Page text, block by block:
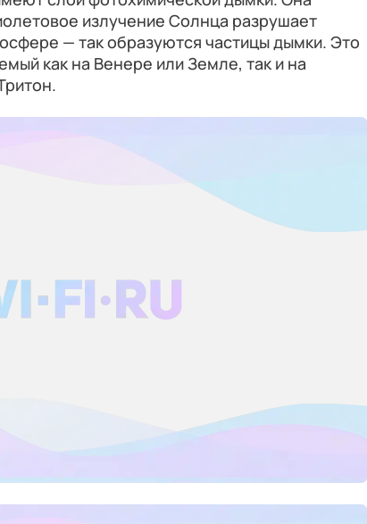
излучение Солнца разрушает
— так образуются частицы дымки. Это
как на Венере или Земле, так и на